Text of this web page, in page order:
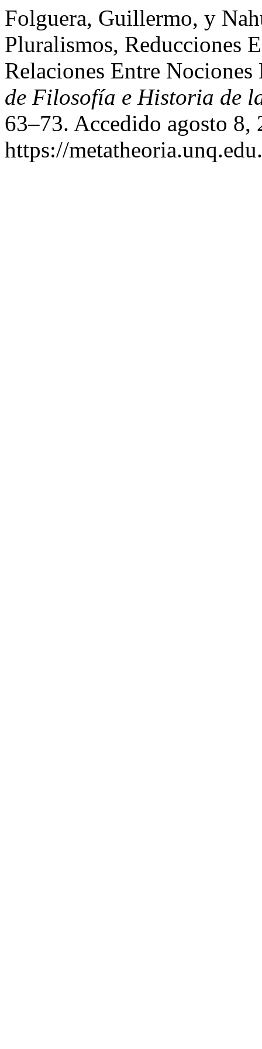
Folguera, Guillermo, y
Pluralismos, Reducciones
Relaciones Entre
de Filosofía e Historia de
63–73. Accedido agosto 8,
https://